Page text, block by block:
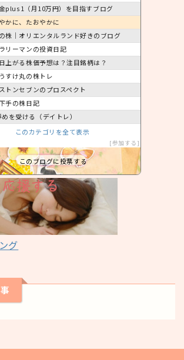
plus1（月10万円）を目指すブログ
かに、たおやかに
株｜オリエンタルランド好きのブログ
リーマンの投資日記
上がる株価予想は？注目銘柄は？
すけ丸の株トレ
トンセブンのプロスペクト
手の株日記
めを受ける（デイトレ）
このカテゴリを全て表示
参加する
このブログに投票する
グ